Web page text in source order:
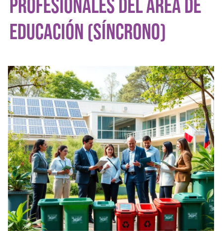
PROFESIONALES DEL ÁREA DE
EDUCACIÓN (SÍNCRONO)
Imagen del curso